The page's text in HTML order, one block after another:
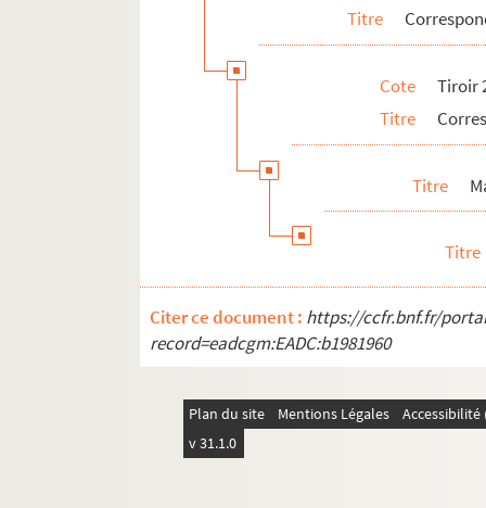
Titre
Cote
Tiroir
Titre
Titre
Titre
Citer ce document : https://ccfr.bnf.fr/
record=eadcgm:EADC:b1981960
Plan du site Mentions Légales
v 31.1.0